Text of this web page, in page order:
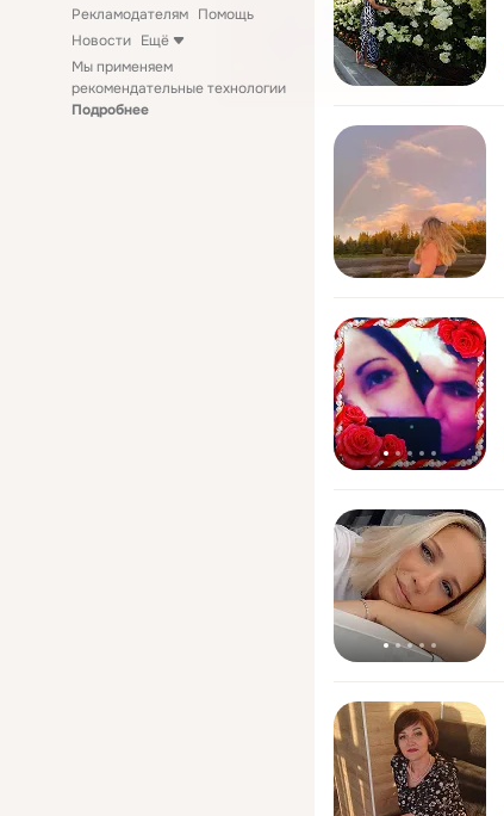
Рекламодателям Помощь
Новости Ещё
Мы применяем
рекомендательные технологии
Подробнее